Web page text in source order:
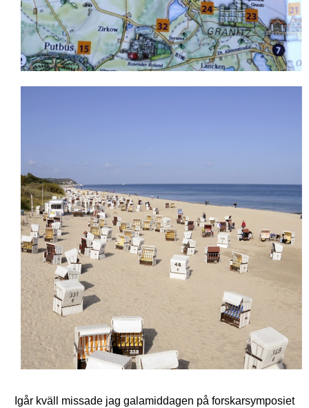
Igår kväll missade jag galamiddagen på forskarsymposiet